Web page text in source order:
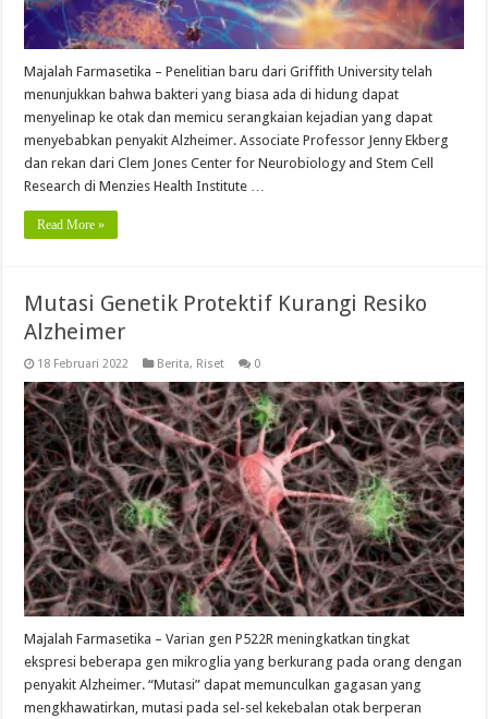
Majalah Farmasetika – Penelitian baru dari Griffith University telah
menunjukkan bahwa bakteri yang biasa ada di hidung dapat
menyelinap ke otak dan memicu serangkaian kejadian yang dapat
menyebabkan penyakit Alzheimer. Associate Professor Jenny Ekberg
dan rekan dari Clem Jones Center for Neurobiology and Stem Cell
Research di Menzies Health Institute …
Read More »
Mutasi Genetik Protektif Kurangi Resiko
Alzheimer
18 Februari 2022 Berita, Riset 0
Majalah Farmasetika – Varian gen P522R meningkatkan tingkat
ekspresi beberapa gen mikroglia yang berkurang pada orang dengan
penyakit Alzheimer. “Mutasi” dapat memunculkan gagasan yang
mengkhawatirkan, mutasi pada sel-sel kekebalan otak berperan